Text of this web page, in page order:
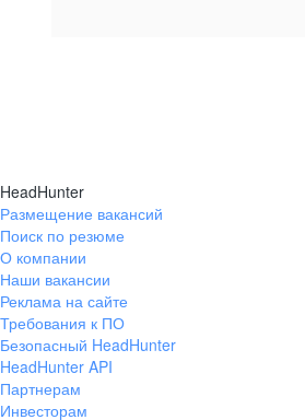
HeadHunter
Размещение вакансий
Поиск по резюме
О компании
Наши вакансии
Реклама на сайте
Требования к ПО
Безопасный HeadHunter
HeadHunter API
Партнерам
Инвесторам